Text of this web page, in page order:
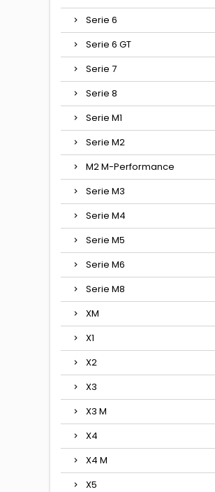
Serie 6
Serie 6 GT
Serie 7
Serie 8
Serie M1
Serie M2
M2 M-Performance
Serie M3
Serie M4
Serie M5
Serie M6
Serie M8
XM
X1
X2
X3
X3 M
X4
X4 M
X5